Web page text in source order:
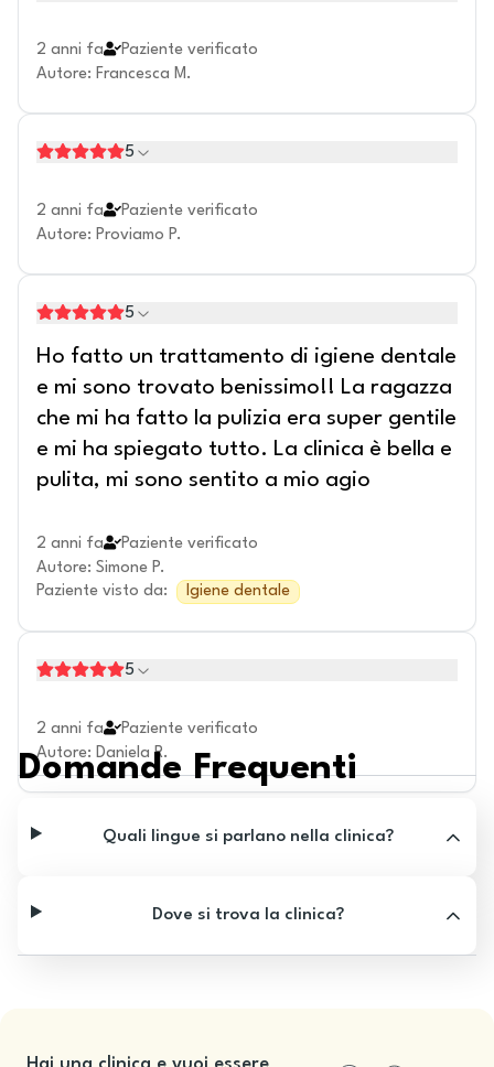
2 anni fa
Paziente verificato
Autore: Francesca M.
5
2 anni fa
Paziente verificato
Autore: Proviamo P.
5
Ho fatto un trattamento di igiene dentale
e mi sono trovato benissimo!! La ragazza
che mi ha fatto la pulizia era super gentile
e mi ha spiegato tutto. La clinica è bella e
pulita, mi sono sentito a mio agio
2 anni fa
Paziente verificato
Autore: Simone P.
Paziente visto da: Igiene dentale
5
2 anni fa
Paziente verificato
Autore: Daniela R.
Domande Frequenti
Quali lingue si parlano nella clinica?
Dove si trova la clinica?